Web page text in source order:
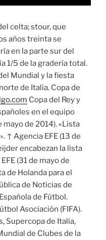
celta; stour, que
años treinta se
en la parte sur del
1/5 de la gradería total.
Mundial y la fiesta
de Italia. Copa de
Copa del Rey y
en el equipo
mayo de 2014). «Lista
↑ Agencia EFE (13 de
encabezan la lista
(31 de mayo de
de Holanda para el
de Noticias de
de Fútbol.
Asociación (FIFA).
Supercopa de Italia,
de Clubes de la